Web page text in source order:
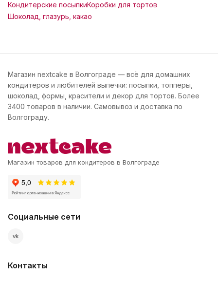
Кондитерские посыпкиКоробки для тортов
Шоколад, глазурь, какао
Магазин nextcake в Волгограде — всё для домашних
кондитеров и любителей выпечки: посыпки, топперы,
шоколад, формы, красители и декор для тортов. Более
3400 товаров в наличии. Самовывоз и доставка по
Волгограду.
Магазин товаров для кондитеров в Волгограде
Социальные сети
vk
Контакты